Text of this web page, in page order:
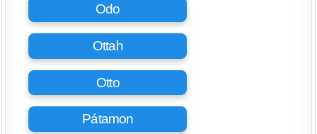
Odo
Ottah
Otto
Pátamon